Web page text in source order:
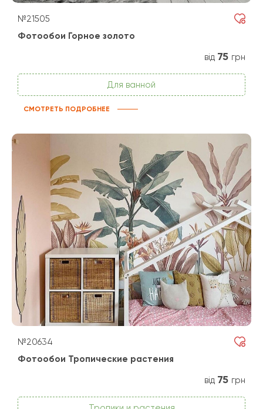
№21505
Фотообои Горное золото
від 75 грн
Для ванной
СМОТРЕТЬ ПОДРОБНЕЕ
№20634
Фотообои Тропические растения
від 75 грн